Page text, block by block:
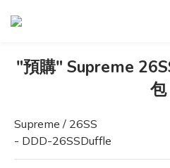
"預購" Supreme
包
Supreme / 26SS
- DDD-26SSDuffle